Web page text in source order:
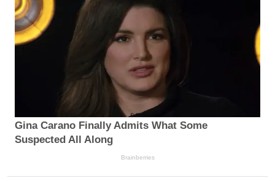
Gina Carano Finally Admits What Some
Suspected All Along
Brainberries